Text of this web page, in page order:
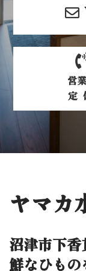
営
定
ヤマカ
沼津市下
鮮なひも